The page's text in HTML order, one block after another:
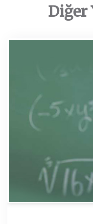
Diğer